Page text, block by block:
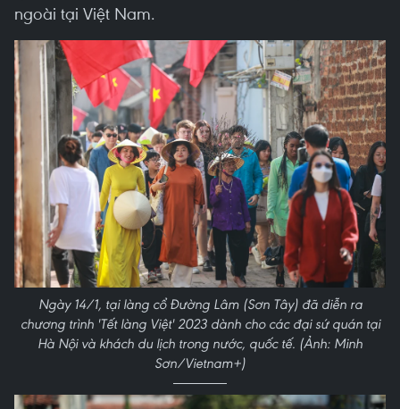
ngoài tại Việt Nam.
Ngày 14/1, tại làng cổ Đường Lâm (Sơn Tây) đã diễn ra
chương trình 'Tết làng Việt' 2023 dành cho các đại sứ quán tại
Hà Nội và khách du lịch trong nước, quốc tế. (Ảnh: Minh
Sơn/Vietnam+)